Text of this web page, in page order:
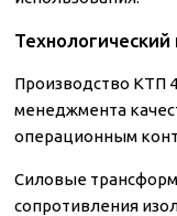
Производство КТП
менеджмента
операционным
Силовые
сопротивления